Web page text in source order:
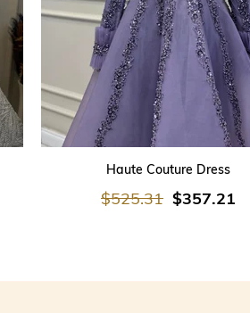
Haute Couture Dress
$357.21
$525.31